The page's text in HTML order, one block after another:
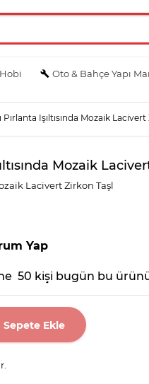
Oto & Bahçe Yapı
Pırlanta Işıltısında Mozaik
Mozaik
Lacivert Zirkon Taşl
Yap
50 kişi bugün bu
Sepete Ekle